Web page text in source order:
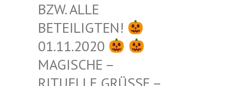
ZW. ALLE B
ETEILIGTEN!
01.11.2020
MAGISCHE –